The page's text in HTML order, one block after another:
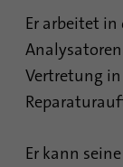
Er arbeitet
Vertretung
Er kann
Zweck
Name
Anbieter